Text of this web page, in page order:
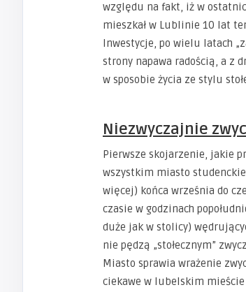
względu na fakt, iż w
mieszkał w Lublinie 10 lat
Inwestycje, po wielu latach
strony napawa radością, a z
w sposobie życia ze stylu
Niezwyczajnie
Pierwsze skojarzenie, jakie
wszystkim miasto
więcej) końca września do
czasie w godzinach
duże jak w stolicy)
nie pędzą „stołecznym”
Miasto sprawia wrażenie
ciekawe w lubelskim